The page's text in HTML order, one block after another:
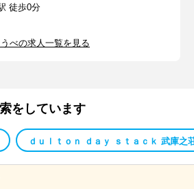
徒歩0分
べの求人一覧を見る
をしています
ｄｕｌｔｏｎ ｄａｙ ｓｔａｃｋ 武庫之